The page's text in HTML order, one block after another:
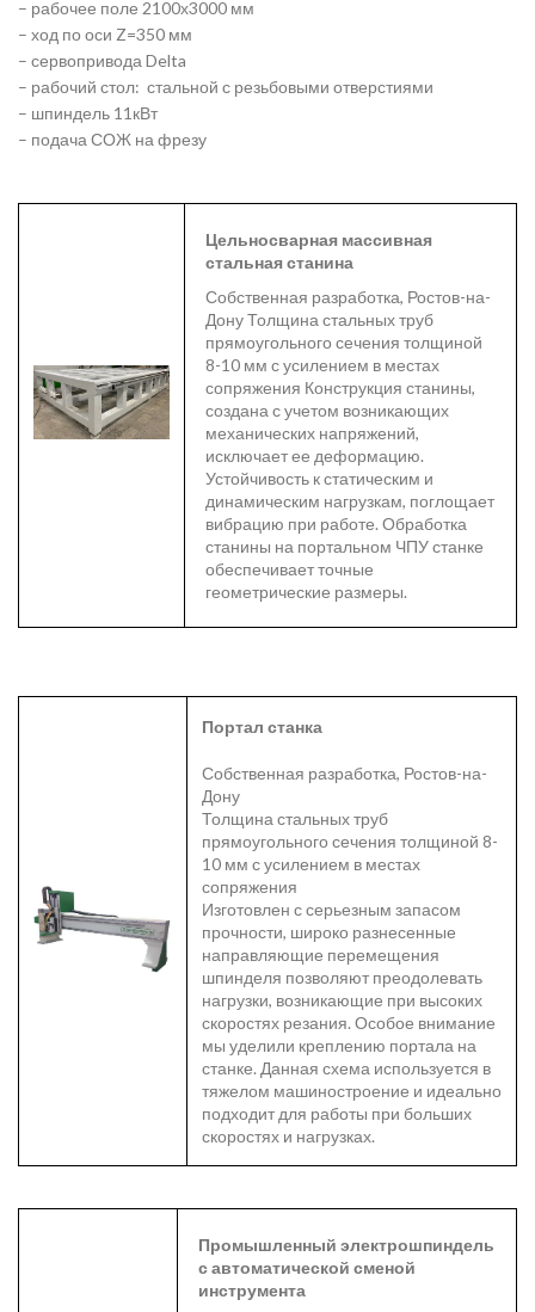
– рабочее поле 2100х3000 мм
– ход по оси Z=350 мм
– сервопривода Delta
– рабочий стол: стальной с резьбовыми отверстиями
– шпиндель 11кВт
– подача СОЖ на фрезу
Цельносварная массивная
стальная станина
Собственная разработка, Ростов-на-
Дону Толщина стальных труб
прямоугольного сечения толщиной
8-10 мм с усилением в местах
сопряжения Конструкция станины,
создана с учетом возникающих
механических напряжений,
исключает ее деформацию.
Устойчивость к статическим и
динамическим нагрузкам, поглощает
вибрацию при работе. Обработка
станины на портальном ЧПУ станке
обеспечивает точные
геометрические размеры.
Портал станка
Собственная разработка, Ростов-на-
Дону
Толщина стальных труб
прямоугольного сечения толщиной 8-
10 мм с усилением в местах
сопряжения
Изготовлен с серьезным запасом
прочности, широко разнесенные
направляющие перемещения
шпинделя позволяют преодолевать
нагрузки, возникающие при высоких
скоростях резания. Особое внимание
мы уделили креплению портала на
станке. Данная схема используется в
тяжелом машиностроение и идеально
подходит для работы при больших
скоростях и нагрузках.
Промышленный электрошпиндель
с автоматической сменой
инструмента